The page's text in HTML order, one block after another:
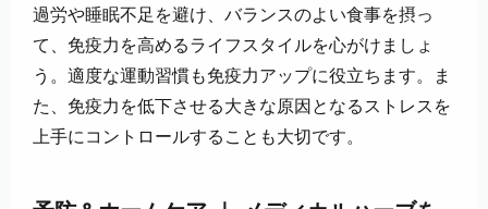
過労や睡眠不足を避け、バランスのよい食事を摂っ
て、免疫力を高めるライフスタイルを心がけましょ
う。適度な運動習慣も免疫力アップに役立ちます。ま
た、免疫力を低下させる大きな原因となるストレスを
上手にコントロールすることも大切です。